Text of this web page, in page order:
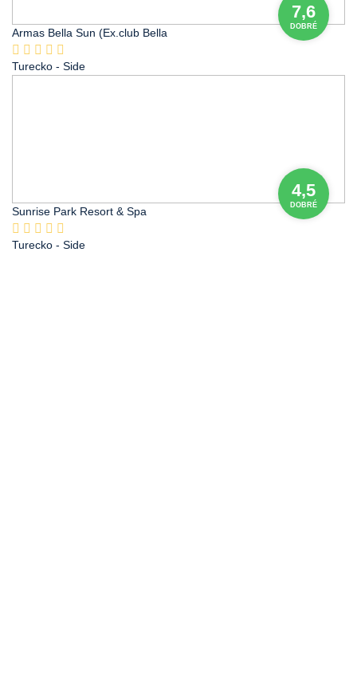
7,6
DOBRÉ
Armas Bella Sun (Ex.club Bella
Turecko - Side
4,5
DOBRÉ
Sunrise Park Resort & Spa
Turecko - Side